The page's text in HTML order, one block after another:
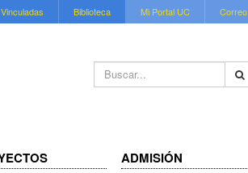
Biblioteca Mi Portal UC Correo
Buscar...
ADMISIÓN